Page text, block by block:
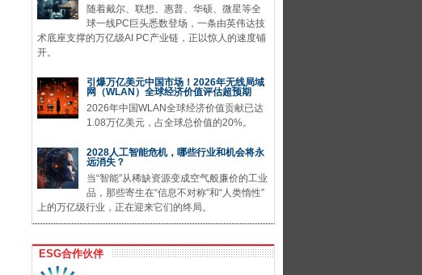
随着戴尔、联想、惠普、华硕、微星等全
球一线PC巨头悉数登场，一条由英伟达技
术底座支撑的万亿级AI PC产业链，正以惊人的速度铺
开。
引爆万亿美元中国市场！2026年无线局域
网（WLAN）全球经济价值评估超预期
2026年中国WLAN全球经济价值贡献已达
1.08万亿美元，占全球总价值的20%。
2028人工智能危机，哪些行业和机会将永
远消失？
当“智能”从稀缺资源变成空气般廉价的工业
品，那些寄生在“信息不对称”和“人类惰性”
上的万亿级行业，正在迎来它们的终局。
ESG合作伙伴